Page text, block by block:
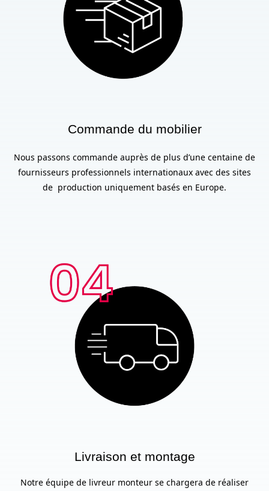
Commande du mobilier
Nous passons commande auprès de plus d’une centaine de
fournisseurs professionnels internationaux avec des sites
de production uniquement basés en Europe.
Livraison et montage
Notre équipe de livreur monteur se chargera de réaliser